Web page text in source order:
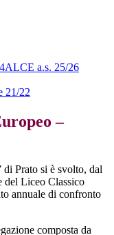
a.s. 25/26
21/22
–
Prato si è svolto, dal
del Liceo Classico
annuale di confronto
composta da